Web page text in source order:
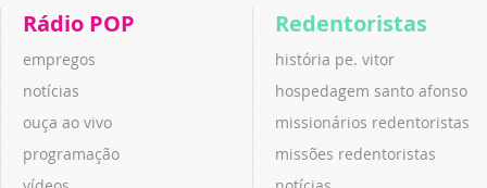
Rádio POP
empregos
notícias
ouça ao vivo
programação
Redentoristas
história pe. vitor
hospedagem santo afonso
missionários redentoristas
missões redentoristas